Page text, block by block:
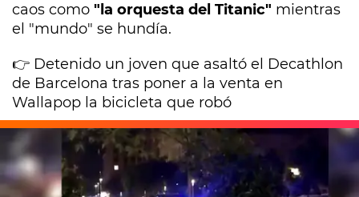
caos como "la orquesta del Titanic" mientras
el "mundo" se hundía.
👉 Detenido un joven que asaltó el Decathlon
de Barcelona tras poner a la venta en
Wallapop la bicicleta que robó